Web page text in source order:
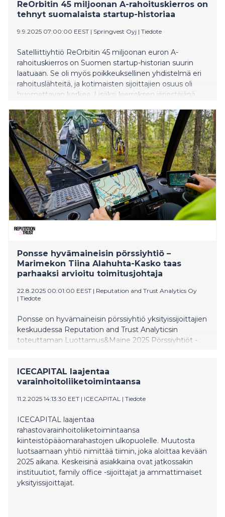
ReOrbitin 45 miljoonan A-rahoituskierros on
tehnyt suomalaista startup-historiaa
9.9.2025 07:00:00 EEST | Springvest Oyj | Tiedote
Satelliittiyhtiö ReOrbitin 45 miljoonan euron A-
rahoituskierros on Suomen startup-historian suurin
laatuaan. Se oli myös poikkeuksellinen yhdistelmä eri
rahoituslähteitä, ja kotimaisten sijoittajien osuus oli
huomattavan korkea. Lisäksi kierroksen järjestäjänä
nopeusennätyksensä: yleisöannissa saatiin sijoituksia 8
miljoonaa euroa alle viidessä tunnissa.
Ponsse hyvämaineisin pörssiyhtiö –
Marimekon Tiina Alahuhta-Kasko taas
parhaaksi arvioitu toimitusjohtaja
22.8.2025 00:01:00 EEST | Reputation and Trust Analytics Oy
| Tiedote
Ponsse on hyvämaineisin pörssiyhtiö yksityissijoittajien
keskuudessa Reputation and Trust Analyticsin
toteuttaman Luottamus&Maine 2025 Pörssiyhtiöt -
Tiina Alahuhta-Kasko.
ICECAPITAL laajentaa
varainhoitoliiketoimintaansa
11.2.2025 14:13:30 EET | ICECAPITAL | Tiedote
ICECAPITAL laajentaa
rahastovarainhoitoliiketoimintaansa
kiinteistöpääomarahastojen ulkopuolelle. Muutosta
luotsaamaan yhtiö nimittää tiimin, joka aloittaa kevään
2025 aikana. Keskeisinä asiakkaina ovat jatkossakin
instituutiot, family office -sijoittajat ja ammattimaiset
yksityissijoittajat.